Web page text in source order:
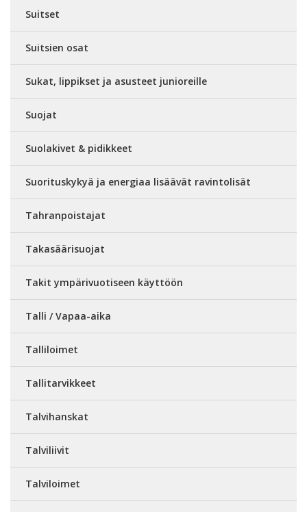
Suitset
Suitsien osat
Sukat, lippikset ja asusteet junioreille
Suojat
Suolakivet & pidikkeet
Suorituskykyä ja energiaa lisäävät ravintolisät
Tahranpoistajat
Takasäärisuojat
Takit ympärivuotiseen käyttöön
Talli / Vapaa-aika
Talliloimet
Tallitarvikkeet
Talvihanskat
Talviliivit
Talviloimet